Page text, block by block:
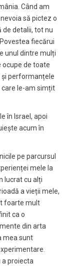
Când am
să pictez o
de detalii, tot nu
fiecărui
unul dintre mulți
ocupe de toate
și performanțele
care le-am simțit
în Israel, apoi
acum în
pe parcursul
mele la
lucrat cu alți
a vieții mele,
foarte mult
ca o
din arta
mea sunt
a proiecta